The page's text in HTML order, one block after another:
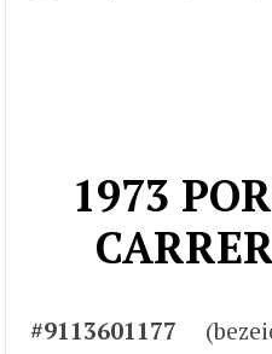
1973
#9113601177